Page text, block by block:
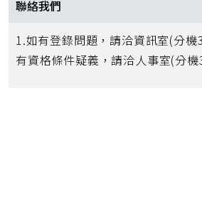
聯絡我們
1.如有登錄問題，請洽資訊室(分
有資格條件疑義，請洽人事室(分